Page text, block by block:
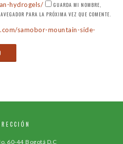
hydrogels/
GUARDA MI NOMBRE,
PARA LA PRÓXIMA VEZ QUE COMENTE.
samobor-mountain-side-
60-44 Bogotá D.C